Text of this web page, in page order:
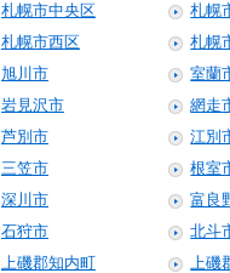
札幌市中央区 札幌
札幌市西区
札幌
旭川市
室蘭
岩見沢市
網走
芦別市
江別
三笠市
根室
深川市
富良
石狩市
北斗
上磯郡知内町
上磯